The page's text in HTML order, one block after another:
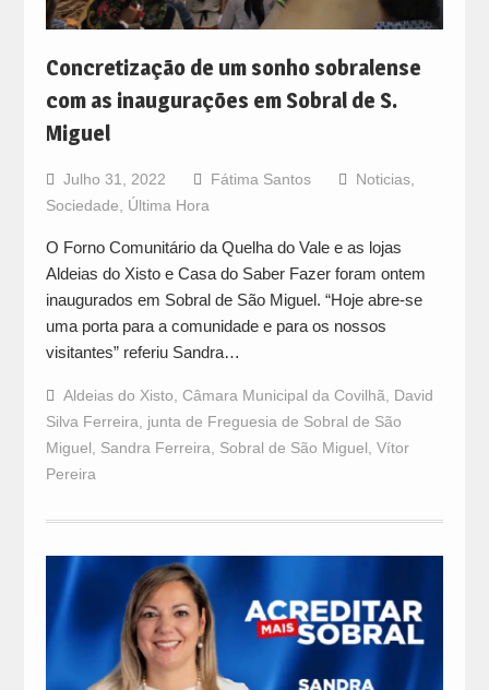
Concretização de um sonho sobralense
com as inaugurações em Sobral de S.
Miguel
Julho 31, 2022 Fátima Santos Noticias,
Sociedade
Última Hora
O Forno Comunitário da Quelha do Vale e as lojas
Aldeias do Xisto e Casa do Saber Fazer foram ontem
inaugurados em Sobral de São Miguel. “Hoje abre-se
uma porta para a comunidade e para os nossos
visitantes” referiu Sandra…
Aldeias do Xisto Câmara Municipal da Covilhã
David
Silva Ferreira
junta de Freguesia de Sobral de São
Miguel
Sandra Ferreira Sobral de São Miguel Vítor
Pereira